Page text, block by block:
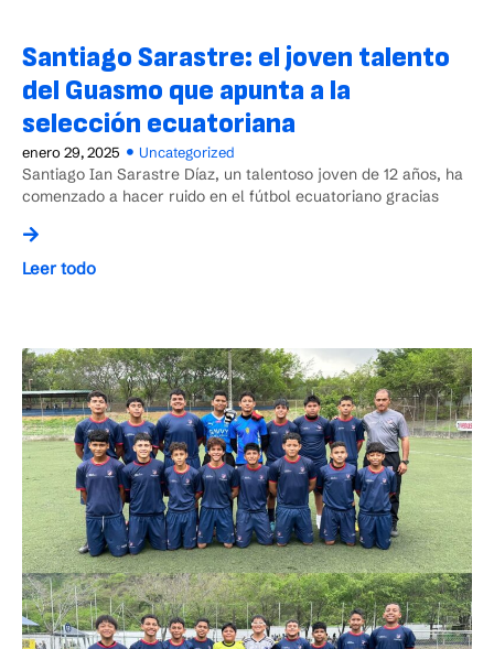
Santiago Sarastre: el joven talento
del Guasmo que apunta a la
selección ecuatoriana
enero 29, 2025 Uncategorized
Santiago Ian Sarastre Díaz, un talentoso joven de 12 años, ha
comenzado a hacer ruido en el fútbol ecuatoriano gracias
Leer todo